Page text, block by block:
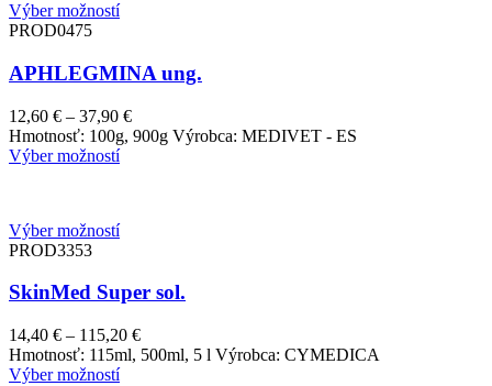
Výber možností
PROD0475
APHLEGMINA ung.
12,60 € – 37,90 €Price
range:
Hmotnosť: 100g, 900g Výrobca: MEDIVET - ES
Výber možností
Výber možností
PROD3353
SkinMed Super sol.
14,40 € – 115,20 €Price
range:
Hmotnosť: 115ml, 500ml, 5 l Výrobca: CYMEDICA
Výber možností